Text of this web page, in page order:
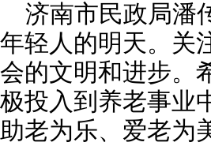
济南市民政局潘
年轻人的明天。关
会的文明和进步。
极投入到养老事业
助老为乐、爱老为